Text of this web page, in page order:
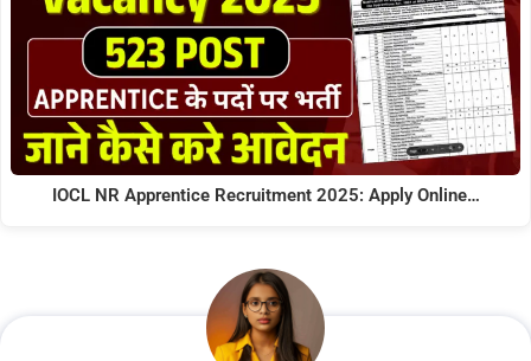
IOCL NR Apprentice Recruitment 2025: Apply Online…